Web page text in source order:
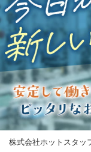
株式会社ホットスタッ